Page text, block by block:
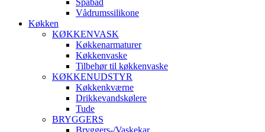
Spabad
Vådrumssilikone
Køkken
KØKKENVASK
Køkkenarmaturer
Køkkenvaske
Tilbehør til køkkenvaske
KØKKENUDSTYR
Køkkenkværne
Drikkevandskølere
Tude
BRYGGERS
Bryggers-/Vaskekar